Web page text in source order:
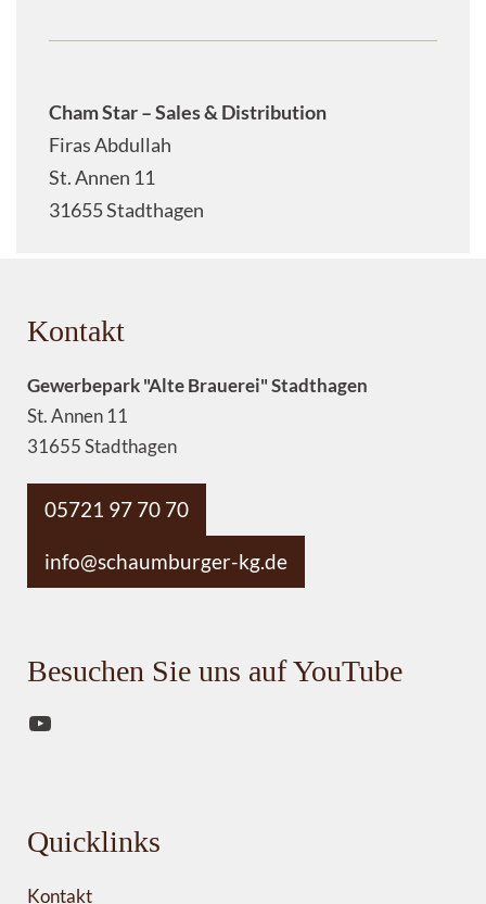
Cham Star – Sales & Distribution
Firas Abdullah
St. Annen 11
31655 Stadthagen
Kontakt
Gewerbepark "Alte Brauerei" Stadthagen
St. Annen 11
31655 Stadthagen
05721 97 70 70
info@schaumburger-kg.de
Besuchen Sie uns auf YouTube
YouTube
Quicklinks
Kontakt